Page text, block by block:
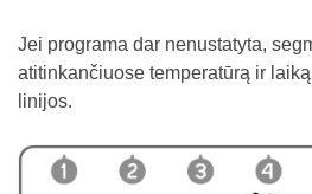
Jei programa dar nenustatyta,
atitinkančiuose temperatūrą ir
linijos.